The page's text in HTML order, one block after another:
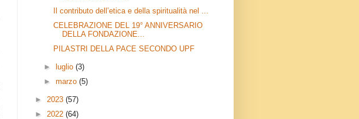
Il contributo dell’etica e della spiritualità nel ...
CELEBRAZIONE DEL 19° ANNIVERSARIO
DELLA FONDAZIONE...
PILASTRI DELLA PACE SECONDO UPF
► luglio(3)
►marzo(5)
► 2023 (57)
► 2022 (64)